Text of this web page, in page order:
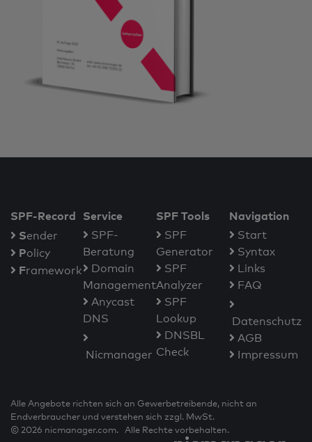
SPF-Record
Sender
Policy
Framework
Service
SPF-
Beratung
Domain
Management
Anycast
DNS
Nicmanager
SPF Tools
SPF
Generator
SPF
Analyzer
SPF
Lookup
DNSBL
Check
Navigation
Start
Syntax
Links
FAQ
Datenschutz
AGB
Impressum
Alle Angebote richten sich an Gewerbetreibende, nicht an
Endverbraucher und verstehen sich zzgl. MwSt.
© 2026 nicmanager.com. Alle Rechte vorbehalten.